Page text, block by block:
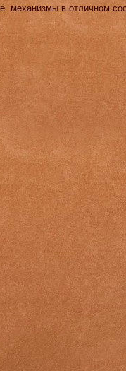
механизмы в отличном